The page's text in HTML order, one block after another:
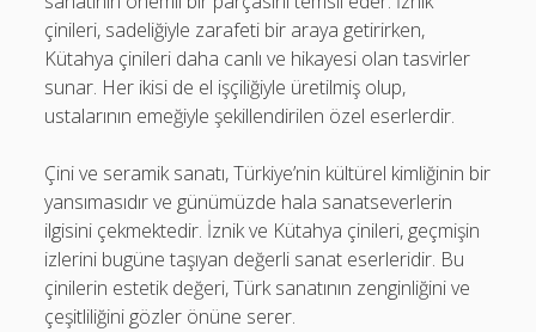
çinileri, sadeliğiyle zarafeti bir araya getirirken,
Kütahya çinileri daha canlı ve hikayesi olan tasvirler
sunar. Her ikisi de el işçiliğiyle üretilmiş olup,
ustalarının emeğiyle şekillendirilen özel eserlerdir.
Çini ve seramik sanatı, Türkiye’nin kültürel kimliğinin bir
yansımasıdır ve günümüzde hala sanatseverlerin
ilgisini çekmektedir. İznik ve Kütahya çinileri, geçmişin
izlerini bugüne taşıyan değerli sanat eserleridir. Bu
çinilerin estetik değeri, Türk sanatının zenginliğini ve
çeşitliliğini gözler önüne serer.